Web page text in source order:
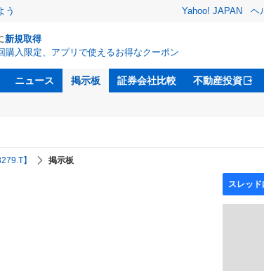
う Yahoo! JAPAN ヘ
新規取得
購入限定、アプリで使えるお得なクーポン
ニュース 掲示板 証券会社比較 不動産投資
】 掲示板